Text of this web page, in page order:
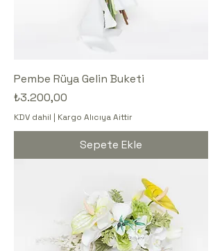
Pembe Rüya Gelin Buketi
Fiyat
₺3.200,00
KDV dahil | Kargo Alıcıya Aittir
Sepete Ekle